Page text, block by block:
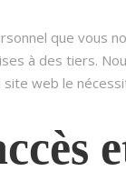
que vous
à des tiers.
web le